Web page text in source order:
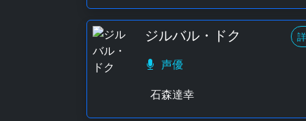
ジルバル・ドク
声優
石森達幸